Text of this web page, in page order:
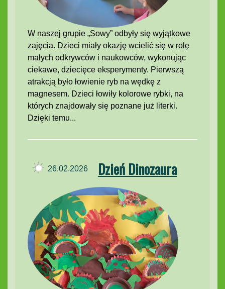
W naszej grupie „Sowy” odbyły się wyjątkowe
zajęcia. Dzieci miały okazję wcielić się w rolę
małych odkrywców i naukowców, wykonując
ciekawe, dziecięce eksperymenty. Pierwszą
atrakcją było łowienie ryb na wędkę z
magnesem. Dzieci łowiły kolorowe rybki, na
których znajdowały się poznane już literki.
Dzięki temu...
Dzień Dinozaura
26.02.2026